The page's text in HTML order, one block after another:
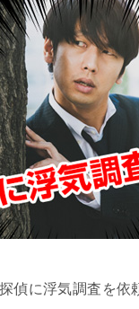
偵に浮気調査を依